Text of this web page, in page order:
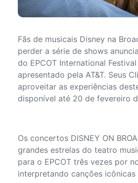
Fãs de musicais Disney na
perder a série de shows
do EPCOT International
apresentado pela AT&T. Seus
aproveitar as experiências
disponível até 20 de fevereiro
Os concertos DISNEY ON
grandes estrelas do teatro
para o EPCOT três vezes por
interpretando canções icônicas